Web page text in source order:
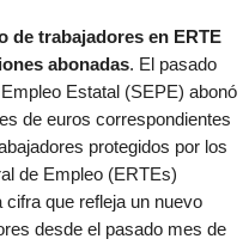
de trabajadores en ERTE
abonadas. El pasado
Estatal (SEPE) abonó
de euros correspondientes
protegidos por los
de Empleo (ERTEs)
que refleja un nuevo
desde el pasado mes de